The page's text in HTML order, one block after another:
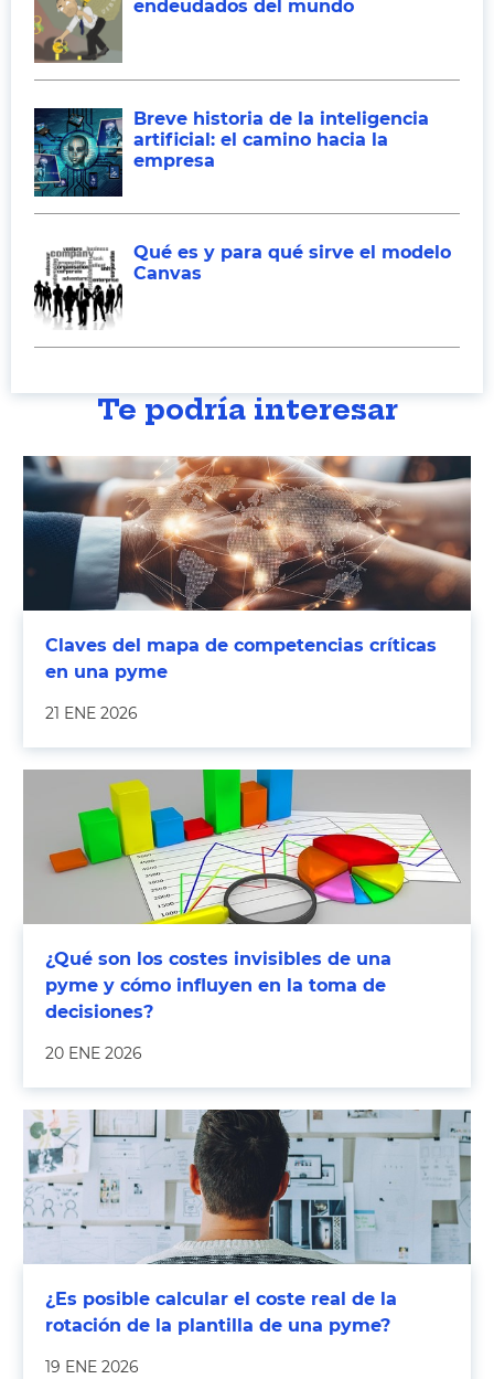
endeudados del mundo
Breve historia de la inteligencia
artificial: el camino hacia la
empresa
Qué es y para qué sirve el modelo
Canvas
Te podría interesar
Claves del mapa de competencias críticas
en una pyme
21 ENE 2026
¿Qué son los costes invisibles de una
pyme y cómo influyen en la toma de
decisiones?
20 ENE 2026
¿Es posible calcular el coste real de la
rotación de la plantilla de una pyme?
19 ENE 2026